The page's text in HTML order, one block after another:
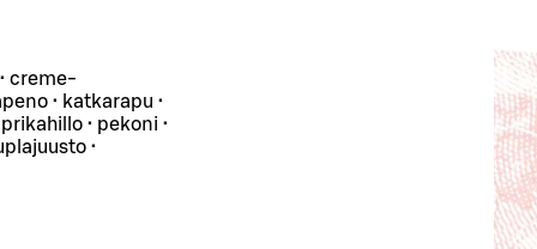
creme-
• katkarapu •
• pekoni •
•